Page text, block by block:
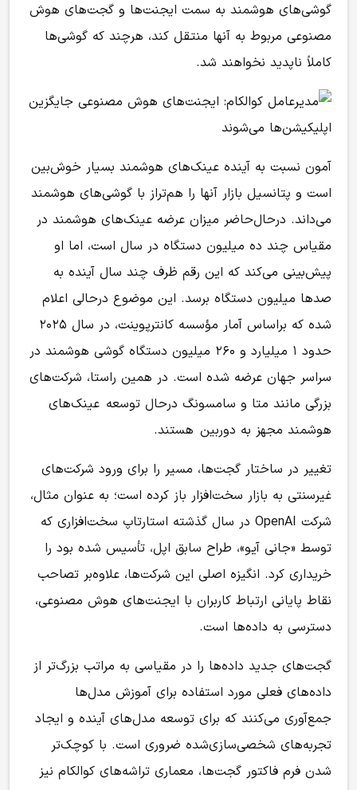
گوشی‌های هوشمند به سمت ایجنت‌ها و گجت‌های هوش
مصنوعی مربوط به آنها منتقل کند، هرچند که گوشی‌ها
کاملاً ناپدید نخواهند شد.
آمون نسبت به آینده عینک‌های هوشمند بسیار خوش‌بین
است و پتانسیل بازار آنها را هم‌تراز با گوشی‌های هوشمند
می‌داند. در‌حال‌حاضر میزان عرضه عینک‌های هوشمند در
مقیاس چند ده میلیون دستگاه در سال است، اما او
پیش‌بینی می‌کند که این رقم ظرف چند سال آینده به
صدها میلیون دستگاه برسد. این موضوع درحالی اعلام
شده که براساس آمار مؤسسه کانترپوینت، در سال ۲۰۲۵
حدود ۱ میلیارد و ۲۶۰ میلیون دستگاه گوشی هوشمند در
سراسر جهان عرضه شده است. در همین راستا، شرکت‌های
بزرگی مانند متا و سامسونگ درحال توسعه عینک‌های
هوشمند مجهز به دوربین هستند.
تغییر در ساختار گجت‌ها، مسیر را برای ورود شرکت‌های
غیرسنتی به بازار سخت‌افزار باز کرده است؛ به عنوان مثال،
شرکت OpenAI در سال گذشته استارتاپ سخت‌افزاری که
توسط «جانی آیو»، طراح سابق اپل، تأسیس شده بود را
خریداری کرد. انگیزه اصلی این شرکت‌ها، علاوه‌بر تصاحب
نقاط پایانی ارتباط کاربران با ایجنت‌های هوش مصنوعی،
دسترسی به داده‌ها است.
گجت‌های جدید داده‌ها را در مقیاسی به مراتب بزرگ‌تر از
داده‌های فعلی مورد استفاده برای آموزش مدل‌ها
جمع‌آوری می‌کنند که برای توسعه مدل‌های آینده و ایجاد
تجربه‌های شخصی‌سازی‌شده ضروری است. با کوچک‌تر
شدن فرم فاکتور گجت‌ها، معماری تراشه‌های کوالکام نیز